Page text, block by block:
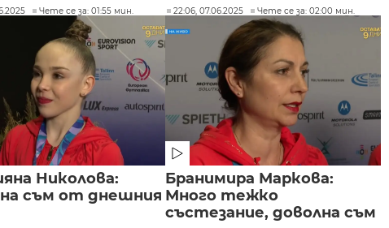
Чете се за: 01:55 мин. 22:06, 07.06.2025 Чете се за: 02:00 мин.
Николова:
съм от днешния
Бранимира Маркова:
Много тежко
състезание, доволна съм